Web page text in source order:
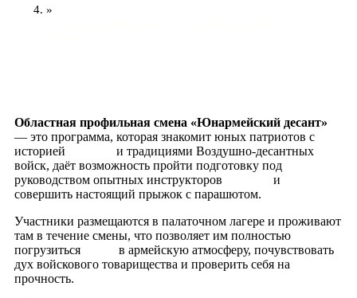
»
Областная профильная смена «Юнармейский десант»
— это программа, которая знакомит юных патриотов с
историей и традициями Воздушно-десантных
войск, даёт возможность пройти подготовку под
руководством опытных инструкторов и
совершить настоящий прыжок с парашютом.
Участники размещаются в палаточном лагере и проживают
там в течение смены, что позволяет им полностью
погрузиться в армейскую атмосферу, почувствовать
дух войскового товарищества и проверить себя на
прочность.